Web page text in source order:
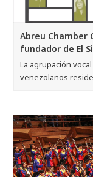
Abreu Chamber
fundador de El
La agrupación
venezolanos